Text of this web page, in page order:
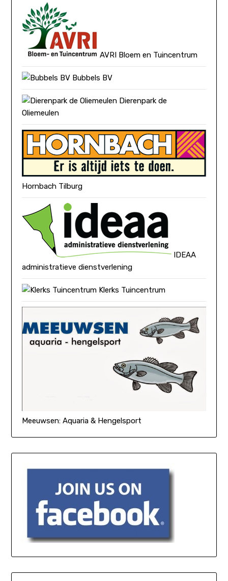
AVRI Bloem en Tuincentrum
Bubbels BV
Dierenpark de
Oliemeulen
Hornbach Tilburg
IDEAA
administratieve dienstverlening
Klerks Tuincentrum
Meeuwsen: Aquaria & Hengelsport